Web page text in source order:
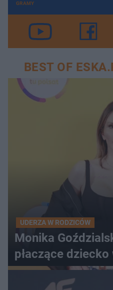
GRAMY
BEST OF
UDERZA W RODZICÓW
Monika
płaczące